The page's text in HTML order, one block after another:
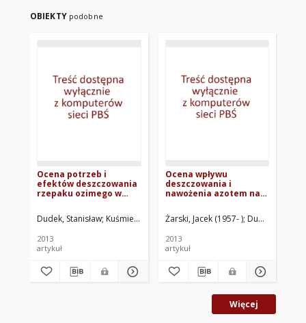
OBIEKTY podobne
Ocena potrzeb i
efektów deszczowania
rzepaku ozimego w
Dudek, Stanisław Kuśmierek-Tomaszewska, Renata Żarski, Jacek
2013
artykuł
Ocena wpływu
deszczowania i
nawożenia azotem na
dwóch odmian
jęczmienia browarnego
Żarski, Jacek (1957- ) Dudek,
2013
artykuł
Więcej